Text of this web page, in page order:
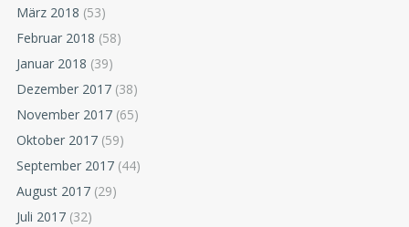
März 2018 (53)
Februar 2018 (58)
Januar 2018 (39)
Dezember 2017 (38)
November 2017 (65)
Oktober 2017 (59)
September 2017 (44)
August 2017 (29)
Juli 2017 (32)